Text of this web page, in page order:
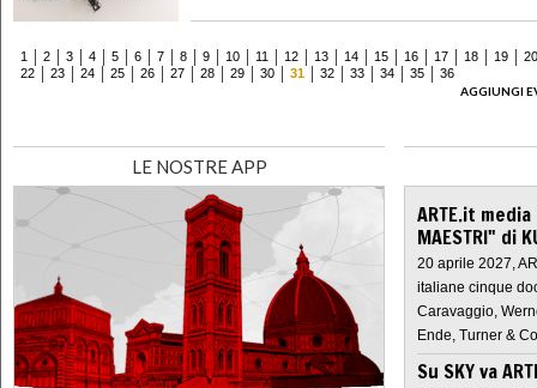
1 2 3 4 5 6 7 8 9 10 11 12 13 14 15 16 17 18 19
20
22
23 24 25 26 27 28 29 30 31 32 33 34 35
36
AGGIUNGI
LE NOSTRE APP
ARTE.it
MAESTRI" di
20 aprile 2027,
italiane cinque
Caravaggio,
Ende, Turner &
Su SKY va